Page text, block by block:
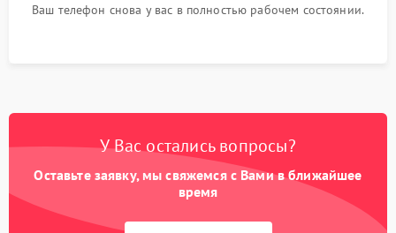
Ваш телефон снова у вас в полностью рабочем состоянии.
У Вас остались вопросы?
Оставьте заявку, мы свяжемся с Вами в ближайшее
время